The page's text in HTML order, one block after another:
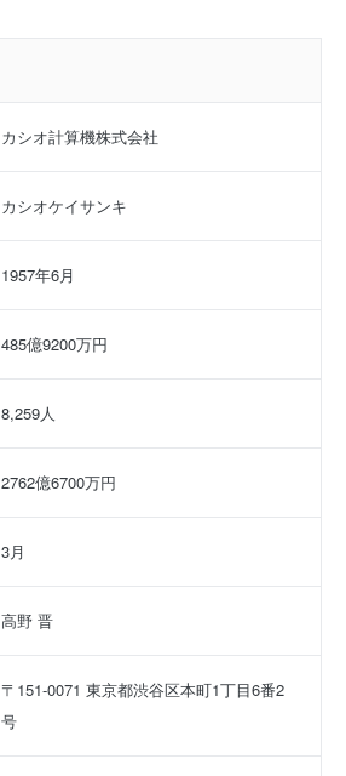
カシオ計算機株式会社
カシオケイサンキ
1957年6月
485億9200万円
8,259人
2762億6700万円
3月
高野 晋
〒151-0071 東京都渋谷区本町1丁目6番2
号